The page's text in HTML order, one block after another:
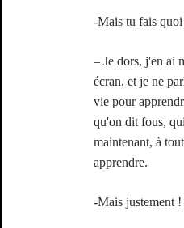
-Mais tu fais quoi
– Je dors, j'en ai
écran, et je ne
vie pour
qu'on dit fous,
maintenant, à
apprendre.
-Mais justement